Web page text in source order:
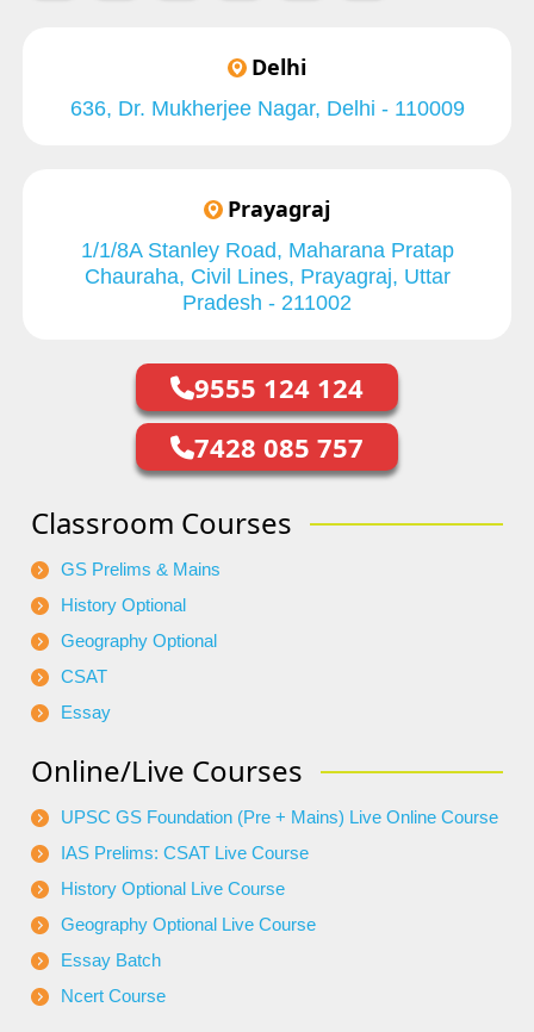
Delhi
636, Dr. Mukherjee Nagar, Delhi - 110009
Prayagraj
1/1/8A Stanley Road, Maharana Pratap
Chauraha, Civil Lines, Prayagraj, Uttar
Pradesh - 211002
9555 124 124
7428 085 757
Classroom Courses
GS Prelims & Mains
History Optional
Geography Optional
CSAT
Essay
Online/Live Courses
UPSC GS Foundation (Pre + Mains) Live Online Course
IAS Prelims: CSAT Live Course
History Optional Live Course
Geography Optional Live Course
Essay Batch
Ncert Course